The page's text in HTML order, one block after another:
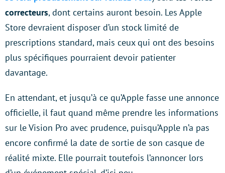
correcteurs, dont certains auront besoin. Les Apple
Store devraient disposer d’un stock limité de
prescriptions standard, mais ceux qui ont des besoins
plus spécifiques pourraient devoir patienter
davantage.
En attendant, et jusqu’à ce qu’Apple fasse une annonce
officielle, il faut quand même prendre les informations
sur le Vision Pro avec prudence, puisqu’Apple n’a pas
encore confirmé la date de sortie de son casque de
réalité mixte. Elle pourrait toutefois l’annoncer lors